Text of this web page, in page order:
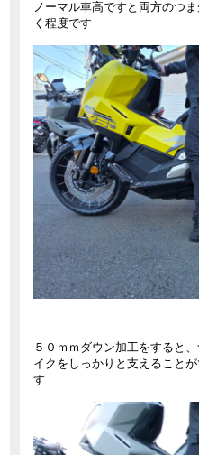
ノーマル車高ですと両方のつ
く程度です
５０ｍｍダウン加工をすると
イクをしっかりと支えること
す